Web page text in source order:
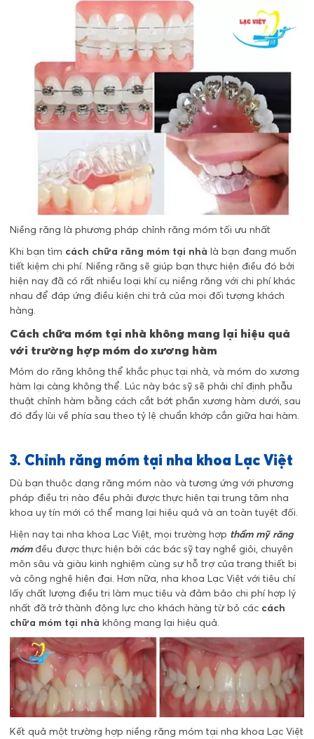
Niềng răng là phương pháp chỉnh răng móm tối ưu nhất
Khi bạn tìm cách chữa răng móm tại nhà là bạn đang muốn
tiết kiệm chi phí. Niềng răng sẽ giúp bạn thực hiện điều đó bởi
hiện nay đã có rất nhiều loại khí cụ niềng răng với chi phí khác
nhau để đáp ứng điều kiện chi trả của mọi đối tượng khách
hàng.
Cách chữa móm tại nhà không mang lại hiệu quả
với trường hợp móm do xương hàm
Móm do răng không thể khắc phục tại nhà, và móm do xương
hàm lại càng không thể. Lúc này bác sỹ sẽ phải chỉ định phẫu
thuật chỉnh hàm bằng cách cắt bớt phần xương hàm dưới, sau
đó đẩy lùi về phía sau theo tỷ lệ chuẩn khớp cắn giữa hai hàm.
3. Chỉnh răng móm tại nha khoa Lạc Việt
Dù bạn thuộc dạng răng móm nào và tương ứng với phương
pháp điều trị nào đều phải được thực hiện tại trung tâm nha
khoa uy tín mới có thể mang lại hiệu quả và an toàn tuyệt đối.
Hiện nay tại nha khoa Lạc Việt, mọi trường hợp thẩm mỹ răng
mómđều được thực hiện bởi các bác sỹ tay nghề giỏi, chuyên
môn sâu và giàu kinh nghiệm cùng sự hỗ trợ của trang thiết bị
và công nghệ hiện đại. Hơn nữa, nha khoa Lạc Việt với tiêu chí
lấy chất lượng điều trị làm mục tiêu và đảm bảo chi phí hợp lý
nhất đã trở thành động lực cho khách hàng từ bỏ các cách
chữa móm tại nhà không mang lại hiệu quả.
Kết quả một trường hợp niềng răng móm tại nha khoa Lạc Việt